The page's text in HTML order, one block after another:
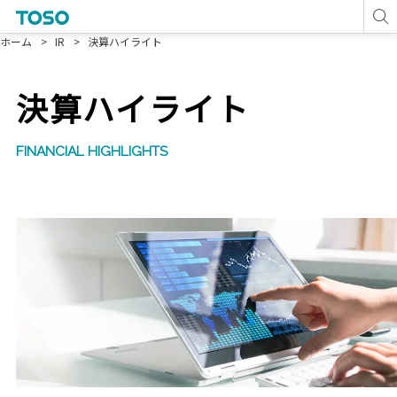
ホーム IR 決算ハイライト
決算ハイライト
FINANCIAL HIGHLIGHTS